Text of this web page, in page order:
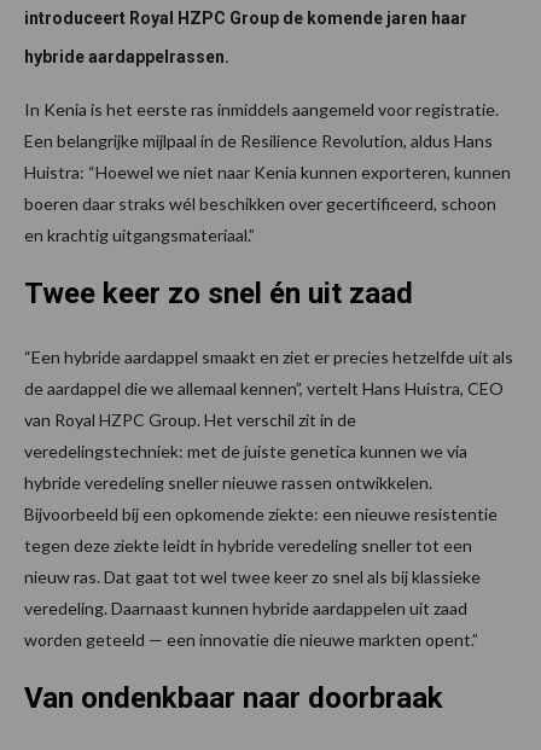
introduceert Royal HZPC Group de komende jaren haar
hybride aardappelrassen.
In Kenia is het eerste ras inmiddels aangemeld voor registratie.
Een belangrijke mijlpaal in de Resilience Revolution, aldus Hans
Huistra: “Hoewel we niet naar Kenia kunnen exporteren, kunnen
boeren daar straks wél beschikken over gecertificeerd, schoon
en krachtig uitgangsmateriaal.”
Twee keer zo snel én uit zaad
“Een hybride aardappel smaakt en ziet er precies hetzelfde uit als
de aardappel die we allemaal kennen”, vertelt Hans Huistra, CEO
van Royal HZPC Group. Het verschil zit in de
veredelingstechniek: met de juiste genetica kunnen we via
hybride veredeling sneller nieuwe rassen ontwikkelen.
Bijvoorbeeld bij een opkomende ziekte: een nieuwe resistentie
tegen deze ziekte leidt in hybride veredeling sneller tot een
nieuw ras. Dat gaat tot wel twee keer zo snel als bij klassieke
veredeling. Daarnaast kunnen hybride aardappelen uit zaad
worden geteeld — een innovatie die nieuwe markten opent.”
Van ondenkbaar naar doorbraak